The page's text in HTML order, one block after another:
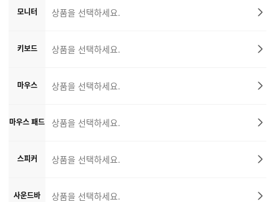
모니터 상품을 선택하세요.
키보드 상품을 선택하세요.
마우스 상품을 선택하세요.
마우스 패드 상품을 선택하세요.
스피커 상품을 선택하세요.
사운드바 상품을 선택하세요.